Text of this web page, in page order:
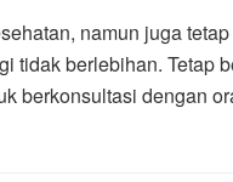
namun juga
berlebihan. Tetap
berkonsultasi dengan